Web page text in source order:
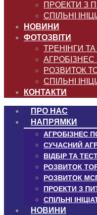
ПРОЕКТИ З
СПІЛЬНІ
НОВИНИ
ФОТОЗВІТИ
ТРЕНІНГИ ТА
АГРОБІЗНЕС
РОЗВИТОК
СПІЛЬНІ
КОНТАКТИ
ПРО НАС
НАПРЯМКИ
АГРОБІЗНЕС
СУЧАСНИЙ
ВІДБІР ТА
РОЗВИТОК
РОЗВИТОК
ПРОЕКТИ З
СПІЛЬНІ
НОВИНИ